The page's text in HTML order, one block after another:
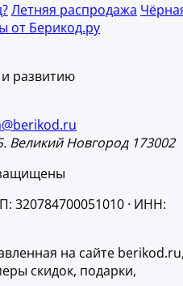
Летняя распродажа
от Берикод.ру
развитию
Великий Новгород 173002
320784700051010 · ИНН:
на сайте
скидок, подарки,